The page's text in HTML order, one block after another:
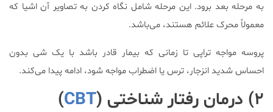
به مرحله بعد برود. این مرحله شامل نگاه کردن به تصاویر آن اشیا که
معمولاً محرک علائم هستند، می‌باشد.
پروسه مواجه تراپی تا زمانی که بیمار قادر باشد با یک شی بدون
احساس شدید انزجار، ترس یا اضطراب مواجه شود، ادامه پیدا می‌کند.
۲) درمان رفتار شناختی ( CBT
)